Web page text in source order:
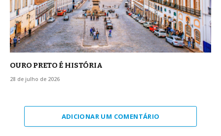
OURO PRETO É HISTÓRIA
28 de julho de 2026
ADICIONAR UM COMENTÁRIO